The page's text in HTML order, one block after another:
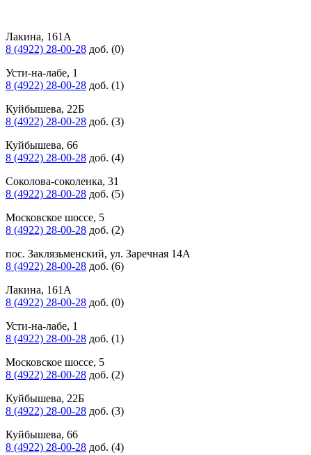
Лакина, 161А
8 (4922) 28-00-28 доб. (0)
Усти-на-лабе, 1
8 (4922) 28-00-28 доб. (1)
Куйбышева, 22Б
8 (4922) 28-00-28 доб. (3)
Куйбышева, 66
8 (4922) 28-00-28 доб. (4)
Соколова-соколенка, 31
8 (4922) 28-00-28 доб. (5)
Московское шоссе, 5
8 (4922) 28-00-28 доб. (2)
пос. Заклязьменский, ул. Заречная 14А
8 (4922) 28-00-28 доб. (6)
Лакина, 161А
8 (4922) 28-00-28 доб. (0)
Усти-на-лабе, 1
8 (4922) 28-00-28 доб. (1)
Московское шоссе, 5
8 (4922) 28-00-28 доб. (2)
Куйбышева, 22Б
8 (4922) 28-00-28 доб. (3)
Куйбышева, 66
8 (4922) 28-00-28 доб. (4)